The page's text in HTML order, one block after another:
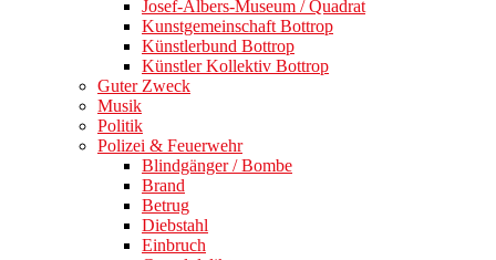
Josef-Albers-Museum / Quadrat
Kunstgemeinschaft Bottrop
Künstlerbund Bottrop
Künstler Kollektiv Bottrop
Guter Zweck
Musik
Politik
Polizei & Feuerwehr
Blindgänger / Bombe
Brand
Betrug
Diebstahl
Einbruch